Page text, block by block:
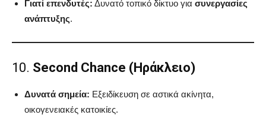
Γιατί επενδυτές: Δυνατό τοπικό δίκτυο για συνεργασίες
ανάπτυξης.
10. Second Chance (Ηράκλειο)
Δυνατά σημεία: Εξειδίκευση σε αστικά ακίνητα,
οικογενειακές κατοικίες.